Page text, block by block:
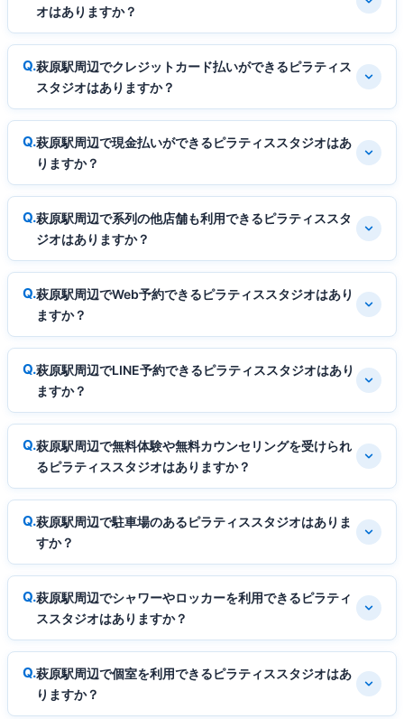
オはありますか？
萩原駅周辺でクレジットカード払いができるピラティス
スタジオはありますか？
萩原駅周辺で現金払いができるピラティススタジオはあ
りますか？
萩原駅周辺で系列の他店舗も利用できるピラティススタ
ジオはありますか？
萩原駅周辺でWeb予約できるピラティススタジオはあり
ますか？
萩原駅周辺でLINE予約できるピラティススタジオはあり
ますか？
萩原駅周辺で無料体験や無料カウンセリングを受けられ
るピラティススタジオはありますか？
萩原駅周辺で駐車場のあるピラティススタジオはありま
すか？
萩原駅周辺でシャワーやロッカーを利用できるピラティ
ススタジオはありますか？
萩原駅周辺で個室を利用できるピラティススタジオはあ
りますか？